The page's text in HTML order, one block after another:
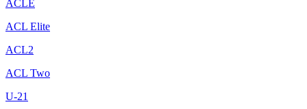
ACLE
ACL Elite
ACL2
ACL Two
U-21